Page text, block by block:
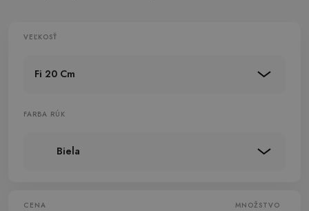
VEĽKOSŤ
Fi 20 Cm
FARBA RÚK
Biela
CENA MNOŽSTVO